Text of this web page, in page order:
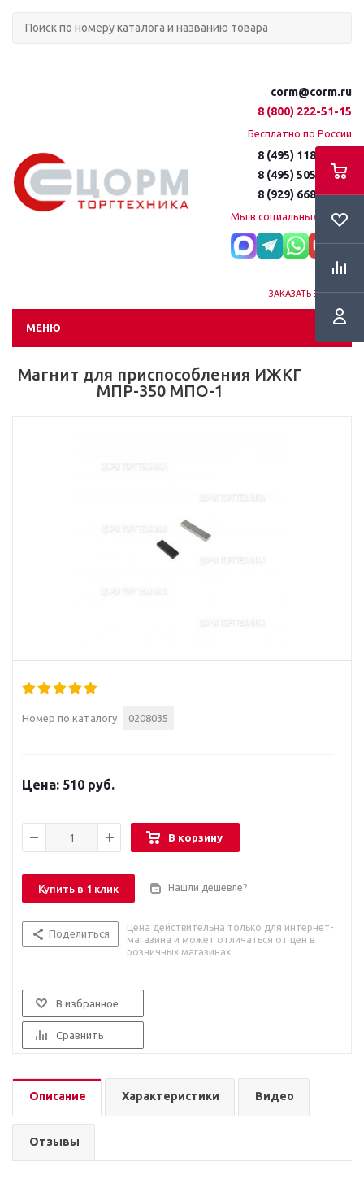
corm@corm.ru
8 (800) 222-51-15
Бесплатно по России
8 (495) 118-61-16
8 (495) 505-51-15
8 (929) 668-95-35
Мы в социальных сетях:
ЗАКАЗАТЬ ЗВОНОК
МЕНЮ
Магнит для приспособления ИЖКГ
МПР-350 МПО-1
Номер по каталогу 0208035
510 руб.
В корзину
Купить в 1 клик Нашли дешевле?
Поделиться
Цена действительна только для интернет-
магазина и может отличаться от цен в
розничных магазинах
В избранное
Сравнить
Описание Характеристики Видео
Отзывы